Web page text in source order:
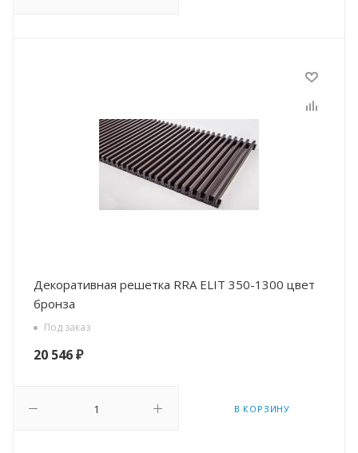
Декоративная решетка RRA ELIT 350-1300 цвет
бронза
Под заказ
20 546₽
В КОРЗИНУ